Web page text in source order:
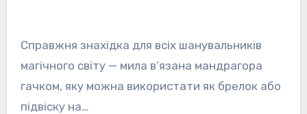
Справжня знахідка для всіх шанувальників
магічного світу — мила в’язана мандрагора
гачком, яку можна використати як брелок або
підвіску на…